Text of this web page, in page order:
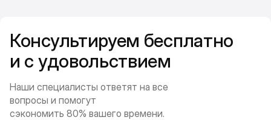
Консультируем бесплатно
и с удовольствием
Наши специалисты ответят на все
вопросы и помогут
сэкономить 80% вашего времени.